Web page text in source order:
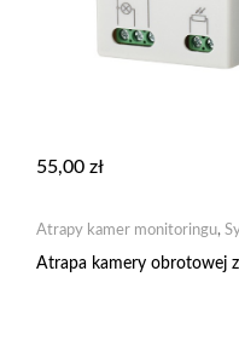
55,00 zł
Atrapy kamer monitoringu,
monitoringu
Atrapa kamery obrotowej